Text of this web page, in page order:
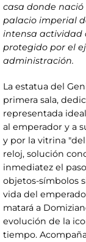
casa donde
palacio imperial
intensa actividad
protegido por el
administración.
La estatua del
primera sala,
representada
al emperador y a
y por la vitrina
reloj, solución
inmediatez el
objetos-símbolos
vida del
matará a
evolución de la
tiempo.